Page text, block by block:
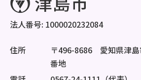
法人番号: 1000020232084
住所
〒496-8686 愛知県津島
番地